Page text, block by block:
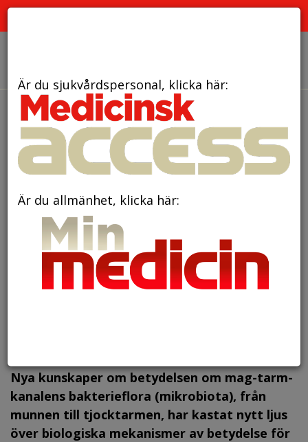
den 23 oktober 2017
Både kost och genetik
spelar in när det gäller
magtarmfloran
Nya kunskaper om betydelsen om mag-tarm­
kanalens bakterieflora (mikrobiota), från
munnen till tjocktarmen, har kastat nytt ljus
över biologiska mekanismer av betydelse för
Är du sjukvårdspersonal, klicka här:
Är du allmänhet, klicka här: